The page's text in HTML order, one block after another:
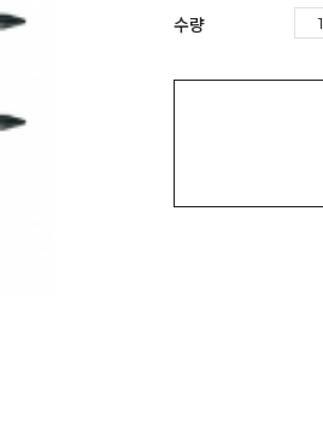
수량